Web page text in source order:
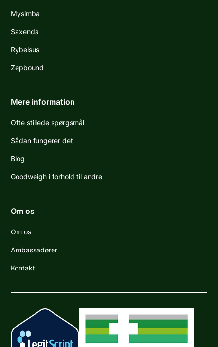
Mysimba
Saxenda
Rybelsus
Zepbound
Mere information
Ofte stillede spørgsmål
Sådan fungerer det
Blog
Goodweigh i forhold til andre
Om os
Om os
Ambassadører
Kontakt